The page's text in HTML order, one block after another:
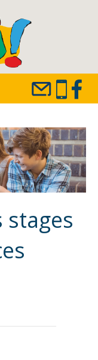
stages